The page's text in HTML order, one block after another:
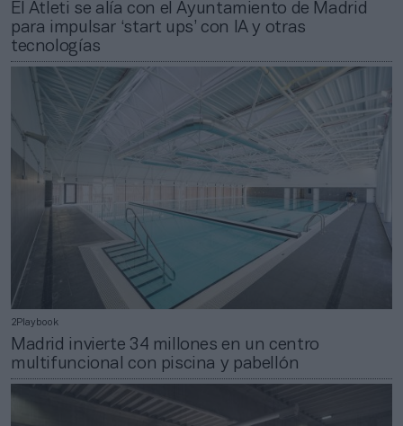
El Atleti se alía con el Ayuntamiento de Madrid
para impulsar ‘start ups’ con IA y otras
tecnologías
2Playbook
Madrid invierte 34 millones en un centro
multifuncional con piscina y pabellón